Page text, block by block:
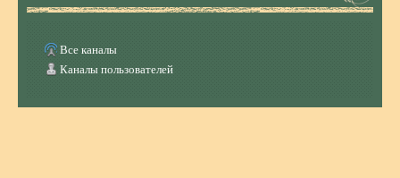
Все каналы
Каналы пользователей